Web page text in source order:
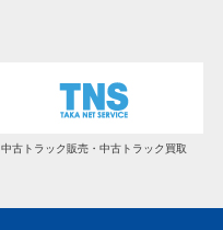
中古トラック販売・中古トラック買取